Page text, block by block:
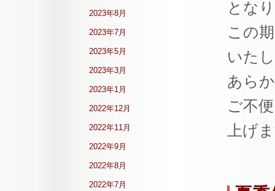
とな
この
いた
あら
ご不
上げ
2023年8月
2023年7月
2023年5月
2023年3月
2023年1月
2022年12月
2022年11月
2022年9月
2022年8月
2022年7月